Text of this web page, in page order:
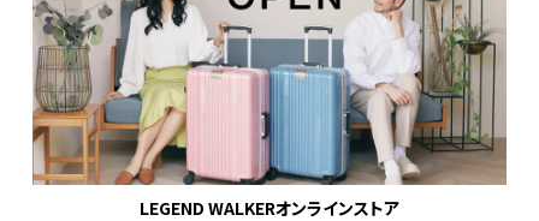
LEGEND WALKERオンラインストア